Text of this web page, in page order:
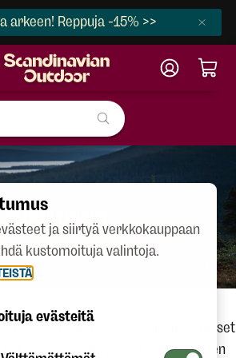
arkeen! Reppuja -15% >>
Kaikentasoiset ulkoiluhenkiset
vaatetta ja varustetta päivien
ja siirtyä verkkokauppaan
kustomoituja valintoja.
evästeitä